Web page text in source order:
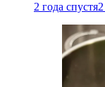
2 года спустя